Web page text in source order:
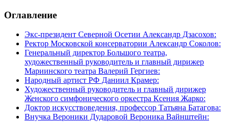
Оглавление
Экс-президент Северной Осетии Александр Дзасохов:
Ректор Московской консерватории Александр Соколов:
Генеральный директор Большого театра,
художественный руководитель и главный дирижер
Мариинского театра Валерий Гергиев:
Народный артист РФ Даниил Крамер:
Художественный руководитель и главный дирижер
Женского симфонического оркестра Ксения Жарко:
Доктор искусствоведения, профессор Татьяна Батагова:
Внучка Вероники Дударовой Вероника Вайнштейн: